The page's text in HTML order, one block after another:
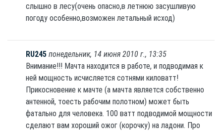
слышно в лесу(очень опасно,в летнюю засушливую
погоду особенно,возможен летальный исход)
RU245 понедельник, 14 июня 2010 г., 13:35
Внимание!!! Мачта находится в работе, и подводимая к
ней мощность исчисляется сотнями киловатт!
Прикосновение к мачте (а мачта является собственно
антенной, тоесть рабочим полотном) может быть
фатально для человека. 100 ватт подводимой мощности
сделают вам хороший ожог (корочку) на ладони. Про